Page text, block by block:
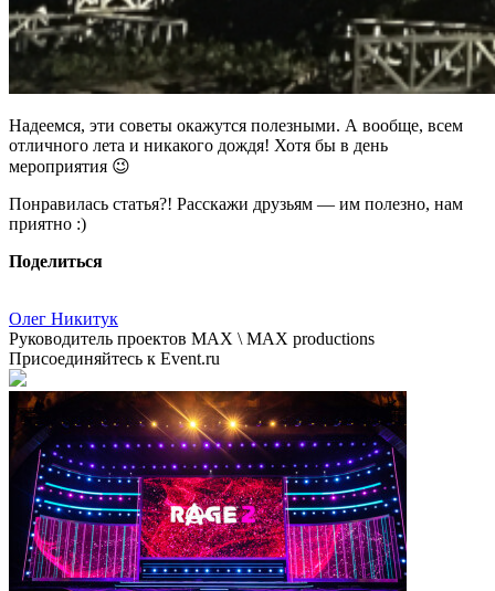
Надеемся, эти советы окажутся полезными. А вообще, всем
отличного лета и никакого дождя! Хотя бы в день
мероприятия 😉
Понравилась статья?! Расскажи друзьям — им полезно, нам
приятно :)
Поделиться
Олег Никитук
Руководитель проектов MAX \ MAX productions
Присоединяйтесь к Event.ru